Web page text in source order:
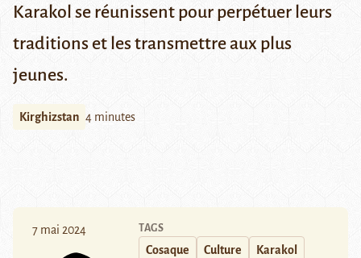
Karakol se réunissent pour perpétuer leurs
traditions et les transmettre aux plus
jeunes.
Kirghizstan 4 minutes
7 mai 2024 TAGS
Cosaque Culture Karakol